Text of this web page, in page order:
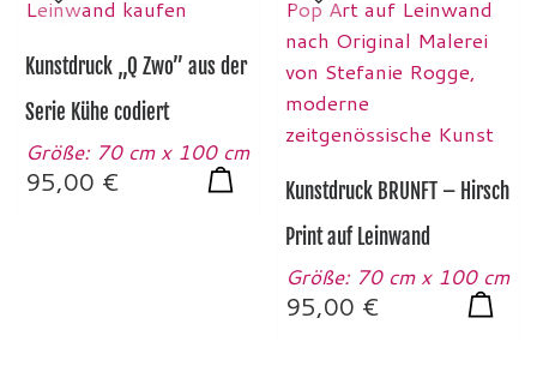
Kunstdruck „Q Zwo” aus der
Serie Kühe codiert
Größe: 70 cm x 100 cm
95,00 €
Kunstdruck BRUNFT – Hirsch
Print auf Leinwand
Größe: 70 cm x 100 cm
95,00 €